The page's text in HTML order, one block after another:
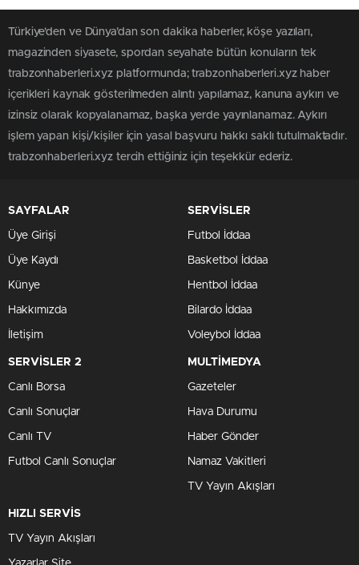
Türkiye'den ve Dünya’dan son dakika haberler, köşe yazıları,
magazinden siyasete, spordan seyahate bütün konuların tek
trabzonhaberleri.xyz platformunda; trabzonhaberleri.xyz haber
içerikleri kaynak gösterilmeden alıntı yapılamaz, kanuna aykırı ve
izinsiz olarak kopyalanamaz, başka yerde yayınlanamaz. Aykırı
işlem yapan kişi/kişiler için yasal başvuru hakkı saklı tutulmaktadır.
trabzonhaberleri.xyz tercih ettiğiniz için teşekkür ederiz.
SAYFALAR
Üye Girişi
Üye Kaydı
Künye
Hakkımızda
İletişim
SERVİSLER
Futbol İddaa
Basketbol İddaa
Hentbol İddaa
Bilardo İddaa
Voleybol İddaa
SERVİSLER 2
Canlı Borsa
Canlı Sonuçlar
Canlı TV
Futbol Canlı Sonuçlar
MULTİMEDYA
Gazeteler
Hava Durumu
Haber Gönder
Namaz Vakitleri
TV Yayın Akışları
HIZLI SERVİS
TV Yayın Akışları